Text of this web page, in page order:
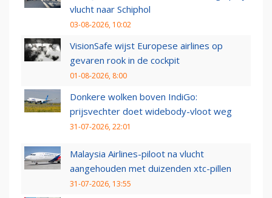
vlucht naar Schiphol
03-08-2026, 10:02
VisionSafe wijst Europese airlines op
gevaren rook in de cockpit
01-08-2026, 8:00
Donkere wolken boven IndiGo:
prijsvechter doet widebody-vloot weg
31-07-2026, 22:01
Malaysia Airlines-piloot na vlucht
aangehouden met duizenden xtc-pillen
31-07-2026, 13:55